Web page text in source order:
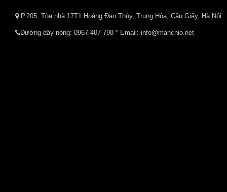
P.205, Tòa nhà 17T1 Hoàng Đạo Thúy, Trung Hòa, Cầu Giấy, Hà Nội
Đường dây nóng: 0967 407 798 * Email: info@manchio.net